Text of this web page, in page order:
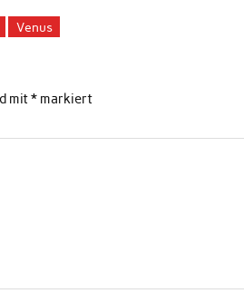
Venus
mit* markiert